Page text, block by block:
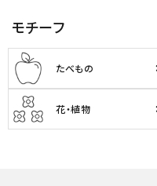
モチーフ
たべもの
花・植物